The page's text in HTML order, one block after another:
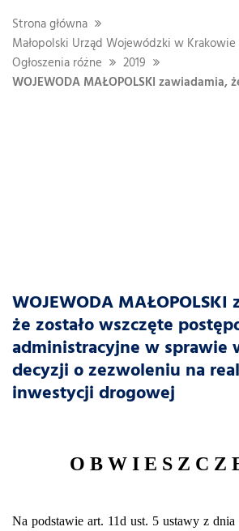
Strona główna
Małopolski Urząd Wojewódzki w Krakowie
Ogłoszenia różne
2019
WOJEWODA MAŁOPOLSKI zawiadamia,
WOJEWODA MAŁOPOLSKI
że zostało wszczęte
administracyjne w sprawie
decyzji o zezwoleniu na
inwestycji drogowej
O B W I E S Z C Z
Na podstawie art. 11d ust. 5 ustawy z